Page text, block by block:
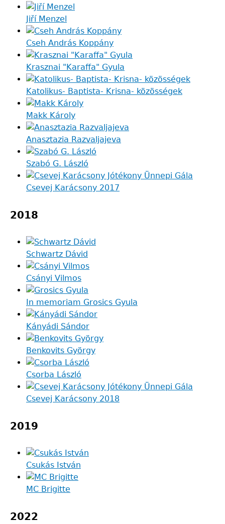
Jiří Menzel
Cseh András Koppány
Krasznai "Karaffa" Gyula
Katolikus- Baptista- Krisna- közösségek
Makk Károly
Anasztazia Razvaljajeva
Szabó G. László
Csevej Karácsony 2017
2018
Schwartz Dávid
Csányi Vilmos
In memoriam Grosics Gyula
Kányádi Sándor
Benkovits György
Csorba László
Csevej Karácsony 2018
2019
Csukás István
MC Brigitte
2022